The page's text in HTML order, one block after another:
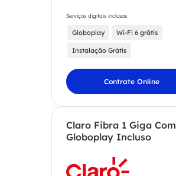
Serviços digitais inclusos
Globoplay Wi-Fi 6 grátis
Instalação Grátis
Contrate Online
Claro Fibra 1 Giga Com
Globoplay Incluso